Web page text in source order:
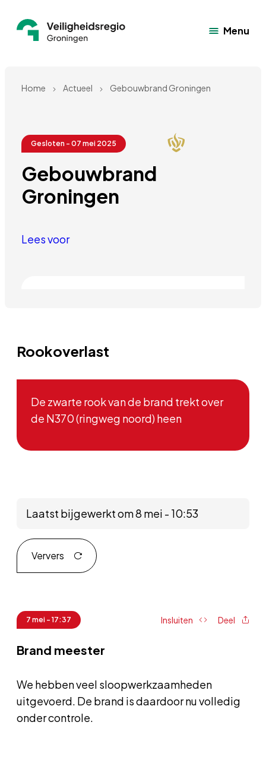
Menu
Home Actueel Gebouwbrand Groningen
Gesloten - 07 mei 2025
Gebouwbrand
Groningen
Lees voor
Rookoverlast
De zwarte rook van de brand trekt over
de N370 (ringweg noord) heen
Laatst bijgewerkt om 8 mei - 10:53
Ververs
7 mei - 17:37 Insluiten Deel
Brand meester
We hebben veel sloopwerkzaamheden
uitgevoerd. De brand is daardoor nu volledig
onder controle.